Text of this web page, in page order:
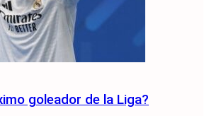
goleador de la Liga?